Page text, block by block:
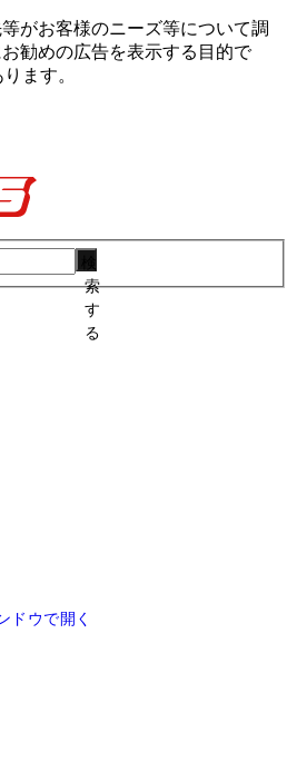
がお客様のニーズ等について調
勧めの広告を表⽰する⽬的で
ます。
索
す
る
ドウで開く